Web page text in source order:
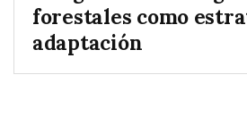
forestales como
adaptación